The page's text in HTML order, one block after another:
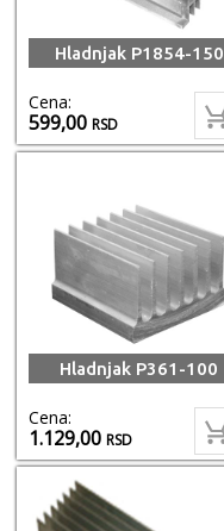
Hladnjak P1854-150
Cena:
599,00RSD
Hladnjak P361-100
Cena:
1.129,00RSD